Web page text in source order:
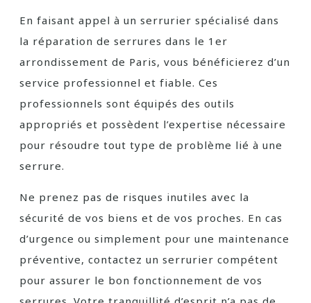
En faisant appel à un serrurier spécialisé dans
la réparation de serrures dans le 1er
arrondissement de Paris, vous bénéficierez d’un
service professionnel et fiable. Ces
professionnels sont équipés des outils
appropriés et possèdent l’expertise nécessaire
pour résoudre tout type de problème lié à une
serrure.
Ne prenez pas de risques inutiles avec la
sécurité de vos biens et de vos proches. En cas
d’urgence ou simplement pour une maintenance
préventive, contactez un serrurier compétent
pour assurer le bon fonctionnement de vos